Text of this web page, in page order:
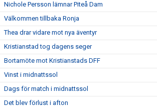
Nichole Persson lämnar Piteå Dam
Välkommen tillbaka Ronja
Thea drar vidare mot nya äventyr
Kristianstad tog dagens seger
Bortamöte mot Kristianstads DFF
Vinst i midnattssol
Dags för match i midnattssol
Det blev förlust i afton